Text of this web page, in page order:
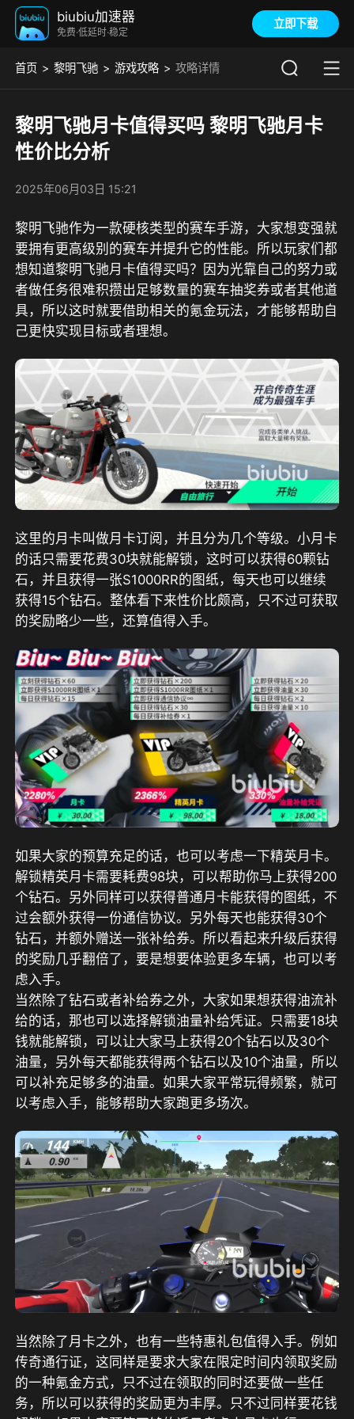
biubiu加速器
免费·低延时·稳定
立即下载
首页 黎明飞驰 游戏攻略 攻略详情
黎明飞驰月卡值得买吗 黎明飞驰月卡
性价比分析
2025年06月03日 15:21
黎明飞驰作为一款硬核类型的赛车手游，大家想变强就
要拥有更高级别的赛车并提升它的性能。所以玩家们都
想知道黎明飞驰月卡值得买吗？因为光靠自己的努力或
者做任务很难积攒出足够数量的赛车抽奖券或者其他道
具，所以这时就要借助相关的氪金玩法，才能够帮助自
己更快实现目标或者理想。
这里的月卡叫做月卡订阅，并且分为几个等级。小月卡
的话只需要花费30块就能解锁，这时可以获得60颗钻
石，并且获得一张S1000RR的图纸，每天也可以继续
获得15个钻石。整体看下来性价比颇高，只不过可获取
的奖励略少一些，还算值得入手。
如果大家的预算充足的话，也可以考虑一下精英月卡。
解锁精英月卡需要耗费98块，可以帮助你马上获得200
个钻石。另外同样可以获得普通月卡能获得的图纸，不
过会额外获得一份通信协议。另外每天也能获得30个
钻石，并额外赠送一张补给券。所以看起来升级后获得
的奖励几乎翻倍了，要是想要体验更多车辆，也可以考
虑入手。
当然除了钻石或者补给券之外，大家如果想获得油流补
给的话，那也可以选择解锁油量补给凭证。只需要18块
钱就能解锁，可以让大家马上获得20个钻石以及30个
油量，另外每天都能获得两个钻石以及10个油量，所以
可以补充足够多的油量。如果大家平常玩得频繁，就可
以考虑入手，能够帮助大家跑更多场次。
当然除了月卡之外，也有一些特惠礼包值得入手。例如
传奇通行证，这同样是要求大家在限定时间内领取奖励
的一种氪金方式，只不过在领取的同时还要做一些任
务，所以可以获得的奖励更为丰厚。只不过同样要花钱